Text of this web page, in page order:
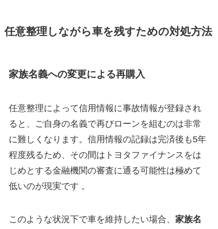
任意整理しながら車を残すための対処方法
家族名義への変更による再購入
任意整理によって信用情報に事故情報が登録され
ると、ご自身の名義で再びローンを組むのは非常
に難しくなります。信用情報の記録は完済後も5年
程度残るため、その間はトヨタファイナンスをは
じめとする金融機関の審査に通る可能性は極めて
低いのが現実です 。
このような状況下で車を維持したい場合、 家族名